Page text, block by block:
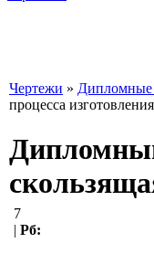
Чертежи » Дипломные
процесса
7
| Рб: